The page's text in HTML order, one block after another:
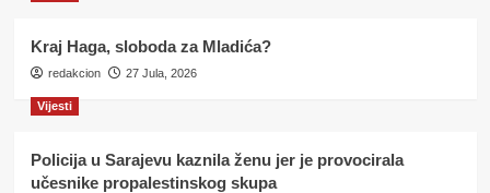
Kraj Haga, sloboda za Mladića?
redakcion 27 Jula, 2026
Vijesti
Policija u Sarajevu kaznila ženu jer je provocirala
učesnike propalestinskog skupa